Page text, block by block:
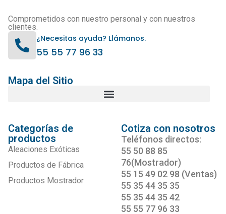
Comprometidos con nuestro personal y con nuestros
clientes.
¿Necesitas ayuda? Llámanos.
55 55 77 96 33
Mapa del Sitio
Categorías de
productos
Aleaciones Exóticas
Productos de Fábrica
Productos Mostrador
Cotiza con nosotros
Teléfonos directos:
55 50 88 85
76(Mostrador)
55 15 49 02 98 (Ventas)
55 35 44 35 35
55 35 44 35 42
55 55 77 96 33